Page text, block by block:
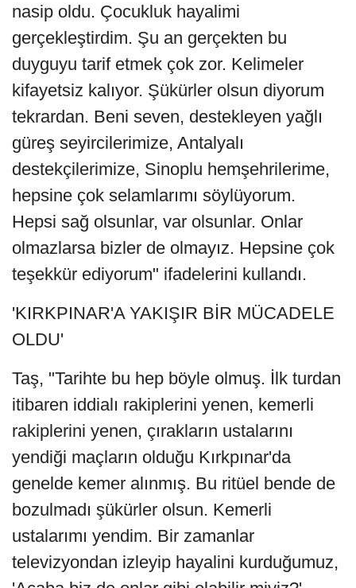
nasip oldu. Çocukluk hayalimi
gerçekleştirdim. Şu an gerçekten bu
duyguyu tarif etmek çok zor. Kelimeler
kifayetsiz kalıyor. Şükürler olsun diyorum
tekrardan. Beni seven, destekleyen yağlı
güreş seyircilerimize, Antalyalı
destekçilerimize, Sinoplu hemşehrilerime,
hepsine çok selamlarımı söylüyorum.
Hepsi sağ olsunlar, var olsunlar. Onlar
olmazlarsa bizler de olmayız. Hepsine çok
teşekkür ediyorum" ifadelerini kullandı.
'KIRKPINAR'A YAKIŞIR BİR MÜCADELE
OLDU'
Taş, "Tarihte bu hep böyle olmuş. İlk turdan
itibaren iddialı rakiplerini yenen, kemerli
rakiplerini yenen, çırakların ustalarını
yendiği maçların olduğu Kırkpınar'da
genelde kemer alınmış. Bu ritüel bende de
bozulmadı şükürler olsun. Kemerli
ustalarımı yendim. Bir zamanlar
televizyondan izleyip hayalini kurduğumuz,